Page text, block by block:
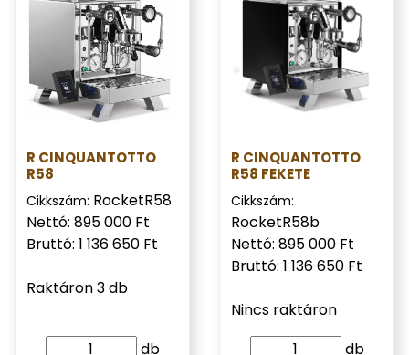
R CINQUANTOTTO
R58
Cikkszám: RocketR58
Nettó: 895 000 Ft
Bruttó: 1 136 650 Ft
Raktáron 3 db
db
R CINQUANTOTTO
R58 FEKETE
Cikkszám:
RocketR58b
Nettó: 895 000 Ft
Bruttó: 1 136 650 Ft
Nincs raktáron
db